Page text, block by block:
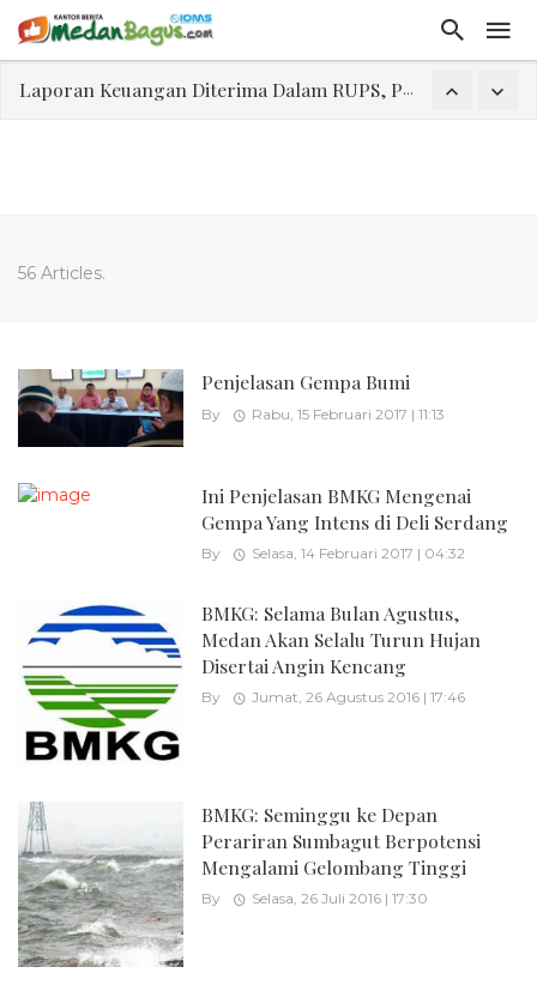
Laporan Keuangan Diterima Dalam RUPS, Pelaporan Hingga Penahanan Mantan Direktur PT GKS Dinilai Rancu
56 Articles.
Penjelasan Gempa Bumi
By Rabu, 15 Februari 2017 | 11:13
Ini Penjelasan BMKG Mengenai
Gempa Yang Intens di Deli Serdang
By Selasa, 14 Februari 2017 | 04:32
BMKG: Selama Bulan Agustus,
Medan Akan Selalu Turun Hujan
Disertai Angin Kencang
By Jumat, 26 Agustus 2016 | 17:46
BMKG: Seminggu ke Depan
Perariran Sumbagut Berpotensi
Mengalami Gelombang Tinggi
By Selasa, 26 Juli 2016 | 17:30